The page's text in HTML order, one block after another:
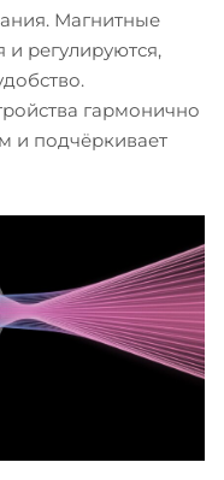
Магнитные
и регулируются,
гармонично
и подчёркивает